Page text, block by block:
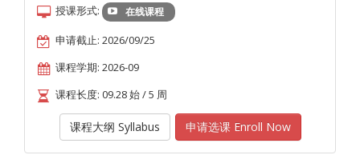
授课形式:
在线课程
申请截止: 2026/09/25
课程学期: 2026-09
课程长度: 09.28 始 / 5 周
课程大纲 Syllabus 申请选课 Enroll Now